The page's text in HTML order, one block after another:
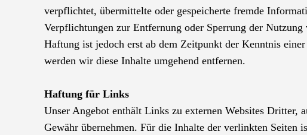
verpflichtet, übermittelte oder gespeicherte fremde
Verpflichtungen zur Entfernung oder Sperrung der
Haftung ist jedoch erst ab dem Zeitpunkt der Kenntnis
werden wir diese Inhalte umgehend entfernen.
Haftung für Links
Unser Angebot enthält Links zu externen Websites Dritter,
Gewähr übernehmen. Für die Inhalte der verlinkten